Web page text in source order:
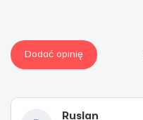
Dodać opinię
Ruslan